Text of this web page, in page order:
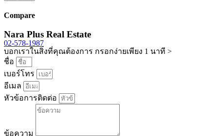
Compare
Nara Plus Real Estate
02-578-1987
บอกเราในสิ่งที่คุณต้องการ กรอกง่ายเพียง 1 นาที >
ชื่อ
เบอร์โทร
อีเมล
หัวข้อการติดต่อ
ข้อความ